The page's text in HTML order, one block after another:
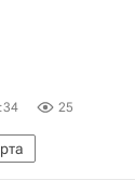
25
триатлону